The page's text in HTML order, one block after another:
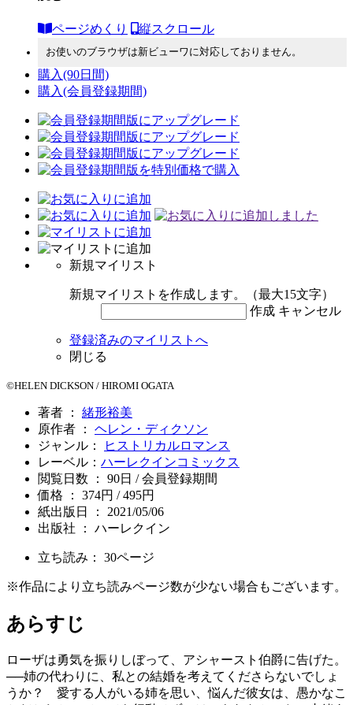
ページめくり 縦スクロール
お使いのブラウザは新ビューワに対応しておりません。
購入(90日間)
購入(会員登録期間)
新規マイリスト
新規マイリストを作成します。（最大15文字）
作成 キャンセル
登録済みのマイリストへ
閉じる
©HELEN DICKSON / HIROMI OGATA
著者 ： 緒形裕美
原作者 ： ヘレン・ディクソン
ジャンル：
ヒストリカルロマンス
レーベル： ハーレクインコミックス
閲覧日数 ： 90日 / 会員登録期間
価格 ： 374円 / 495円
紙出版日 ： 2021/05/06
出版社 ： ハーレクイン
立ち読み： 30ページ
※作品により立ち読みページ数が少ない場合もございます。
あらすじ
ローザは勇気を振りしぼって、アシャースト伯爵に告げた。
──姉の代わりに、私との結婚を考えてくださらないでしょ
うか？ 愛する人がいる姉を思い、悩んだ彼女は、愚かなこ